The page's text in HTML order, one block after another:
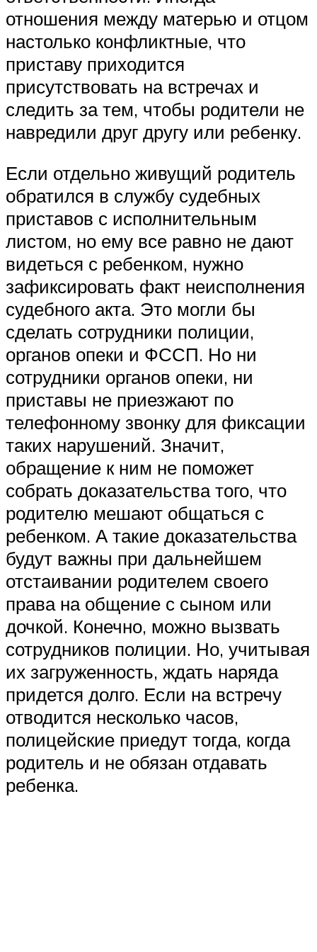
отношения между матерью и отцом
настолько конфликтные, что
приставу приходится
присутствовать на встречах и
следить за тем, чтобы родители не
навредили друг другу или ребенку.
Если отдельно живущий родитель
обратился в службу судебных
приставов с исполнительным
листом, но ему все равно не дают
видеться с ребенком, нужно
зафиксировать факт неисполнения
судебного акта. Это могли бы
сделать сотрудники полиции,
органов опеки и ФССП. Но ни
сотрудники органов опеки, ни
приставы не приезжают по
телефонному звонку для фиксации
таких нарушений. Значит,
обращение к ним не поможет
собрать доказательства того, что
родителю мешают общаться с
ребенком. А такие доказательства
будут важны при дальнейшем
отстаивании родителем своего
права на общение с сыном или
дочкой. Конечно, можно вызвать
сотрудников полиции. Но, учитывая
их загруженность, ждать наряда
придется долго. Если на встречу
отводится несколько часов,
полицейские приедут тогда, когда
родитель и не обязан отдавать
ребенка.